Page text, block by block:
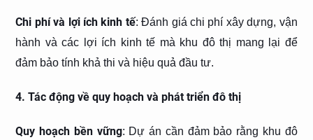
Chi phí và lợi ích kinh tế: Đánh giá chi phí xây dựng, vận
hành và các lợi ích kinh tế mà khu đô thị mang lại để
đảm bảo tính khả thi và hiệu quả đầu tư.
4. Tác động về quy hoạch và phát triển đô thị
Quy hoạch bền vững: Dự án cần đảm bảo rằng khu đô